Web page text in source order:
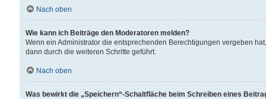
Nach oben
Wie kann ich Beiträge den Moderatoren melden?
Wenn ein Administrator die entsprechenden Berechtigungen vergeben
dann durch die weiteren Schritte geführt.
Nach oben
Was bewirkt die „Speichern“-Schaltfläche beim Schreiben eines